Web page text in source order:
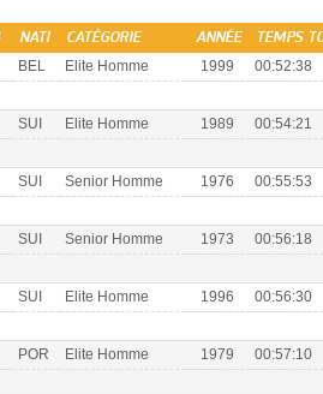
NATI CATÉGORIE ANNÉE TEMPS
BEL Elite Homme 1999 00:52:38
SUI Elite Homme 1989 00:54:21
SUI Senior Homme 1976 00:55:53
SUI Senior Homme 1973 00:56:18
SUI Elite Homme 1996 00:56:30
POR Elite Homme 1979 00:57:10